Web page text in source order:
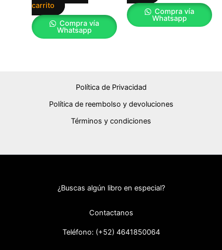
carrito
Compra vía
Whatsapp
Compra vía
Whatsapp
Política de Privacidad
Política de reembolso y devoluciones
Términos y condiciones
¿Buscas algún libro en especial?
Contactanos
Teléfono: (+52) 4641850064